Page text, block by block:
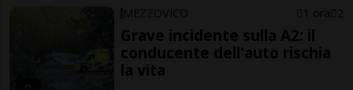
MEZZOVICO 1 ora 2
Grave incidente sulla A2: il
conducente dell'auto rischia
la vita